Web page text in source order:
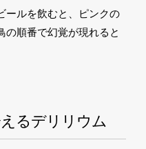
ールを飲むと、ピンクの
順番で幻覚が現れると
るデリリウム